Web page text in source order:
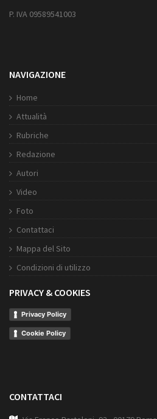
P. IVA 09589541003
NAVIGAZIONE
Home
Attualità
Rubriche
Redazione
Autori
Video
Foto
Contattaci
Mappa del Sito
Condizioni di utilizzo
PRIVACY & COOKIES
Privacy Policy
Cookie Policy
CONTATTACI